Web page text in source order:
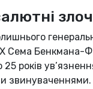
Сема Бенкмана-
років
звинуваченнями.